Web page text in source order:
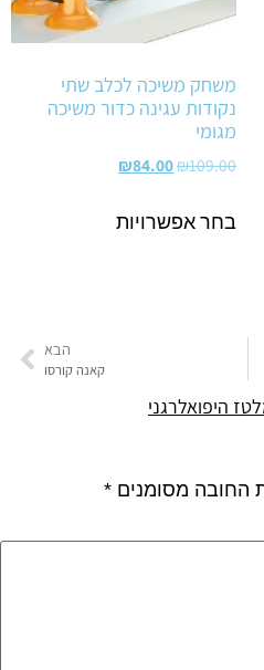
משחק משיכה לכלב שתי
נקודות עגינה כדור משיכה
מגומי
₪109.00
₪84.00
בחר אפשרויות
הבא
קאנה קורסו
היפואלרגני
החובה מסומנים *